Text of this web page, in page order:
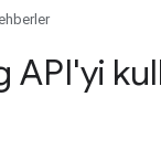
API'yi